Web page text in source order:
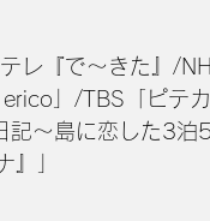
レ『で〜きた』/
」/TBS「ピテ
〜島に恋した3泊5
』」